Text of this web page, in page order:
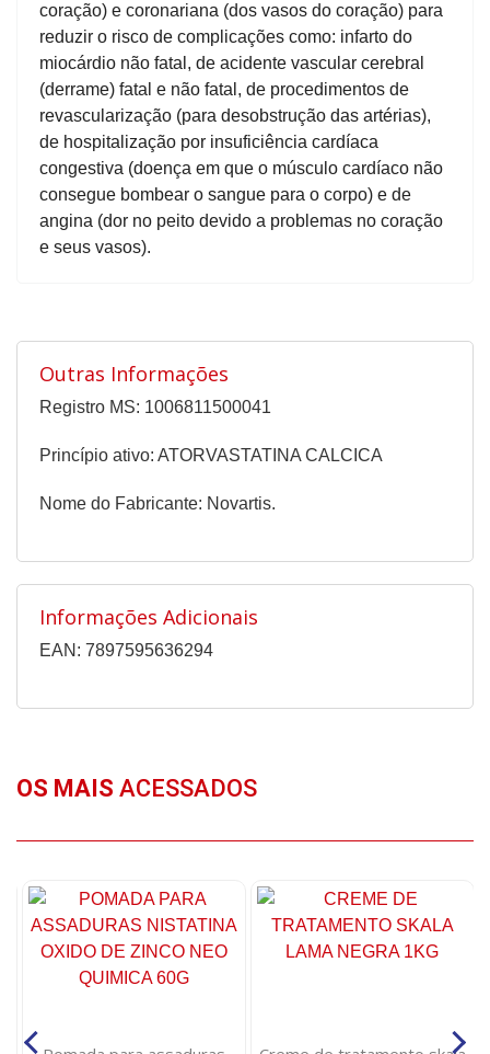
coração) e coronariana (dos vasos do coração) para
reduzir o risco de complicações como: infarto do
miocárdio não fatal, de acidente vascular cerebral
(derrame) fatal e não fatal, de procedimentos de
revascularização (para desobstrução das artérias),
de hospitalização por insuficiência cardíaca
congestiva (doença em que o músculo cardíaco não
consegue bombear o sangue para o corpo) e de
angina (dor no peito devido a problemas no coração
e seus vasos).
Outras Informações
Registro MS: 1006811500041
Princípio ativo: ATORVASTATINA CALCICA
Nome do Fabricante: Novartis.
Informações Adicionais
EAN: 7897595636294
OS MAIS ACESSADOS